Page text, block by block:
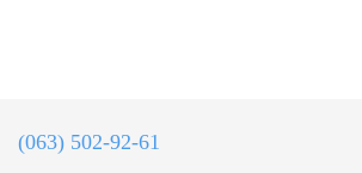
(063) 502-92-61